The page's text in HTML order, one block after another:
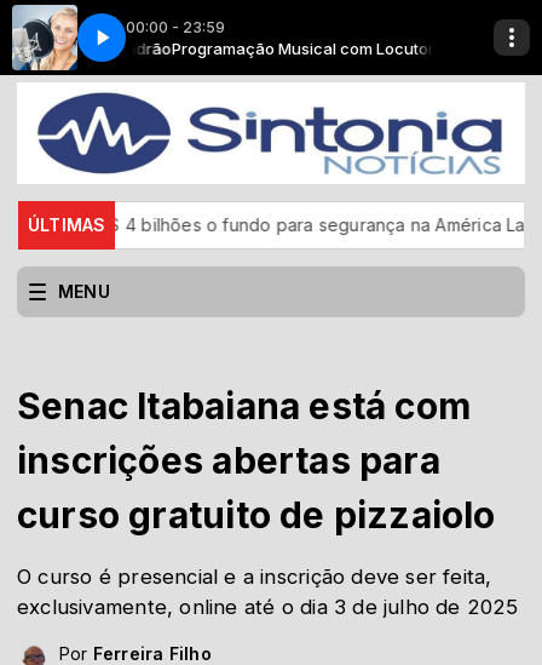
00:00 - 23:59
Locutor Padrão Programação Musical com Locutor Padrão
2 Café com notícias - Parte 2
ÚLTIMAS
US$ 4 bilhões o fundo para segurança na América Latina
MENU
Senac Itabaiana está com
inscrições abertas para
curso gratuito de pizzaiolo
O curso é presencial e a inscrição deve ser feita,
exclusivamente, online até o dia 3 de julho de 2025
Por Ferreira Filho